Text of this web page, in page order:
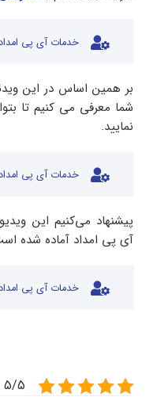
خدمات آی پی
بر همین اساس در این
شما معرفی می‌ کنیم تا
نمایید.
خدمات آی پی
پیشنهاد می‌کنیم این
آی پی امداد آماده شده
خدمات آی پی
5/5 - (2 امتیاز)